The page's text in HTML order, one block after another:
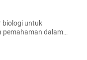
biologi untuk
pemahaman dalam